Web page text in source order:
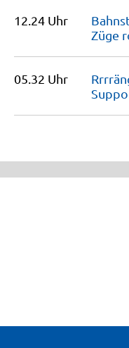
12.24 Uhr
Züge
05.32 Uhr